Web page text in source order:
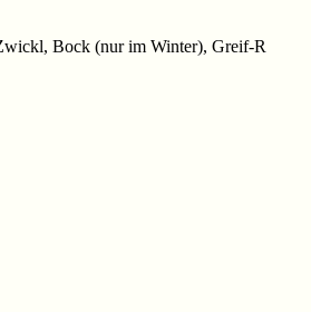
Bock (nur im Winter), Greif-R